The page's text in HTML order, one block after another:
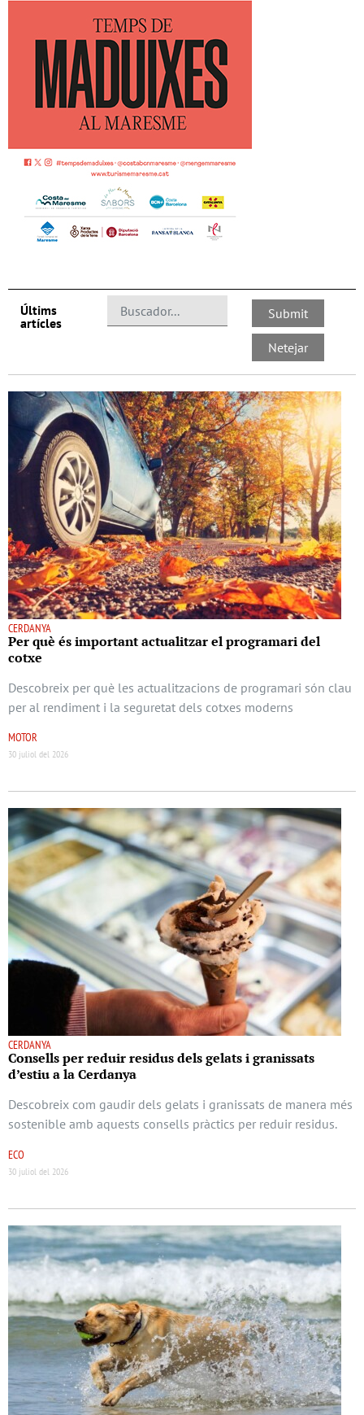
Últims
artícles
CERDANYA
Per què és important actualitzar el programari del
cotxe
Descobreix per què les actualitzacions de programari són clau
per al rendiment i la seguretat dels cotxes moderns
MOTOR
30 juliol del 2026
CERDANYA
Consells per reduir residus dels gelats i granissats
d’estiu a la Cerdanya
Descobreix com gaudir dels gelats i granissats de manera més
sostenible amb aquests consells pràctics per reduir residus.
ECO
30 juliol del 2026